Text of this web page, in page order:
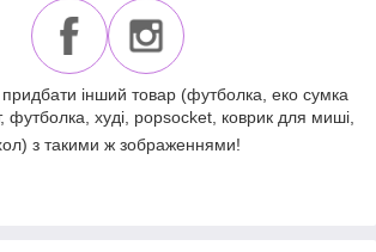
інший товар (футболка, еко сумка
футболка, худі, popsocket, коврик для миші,
з такими ж зображеннями!